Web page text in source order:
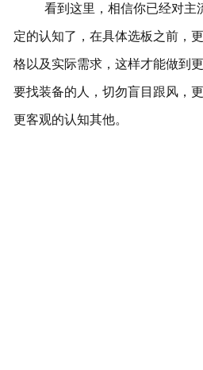
看到这里，相信你已经对主
定的认知了，在具体选板之前，
格以及实际需求，这样才能做到
要找装备的人，切勿盲目跟风，
更客观的认知其他。